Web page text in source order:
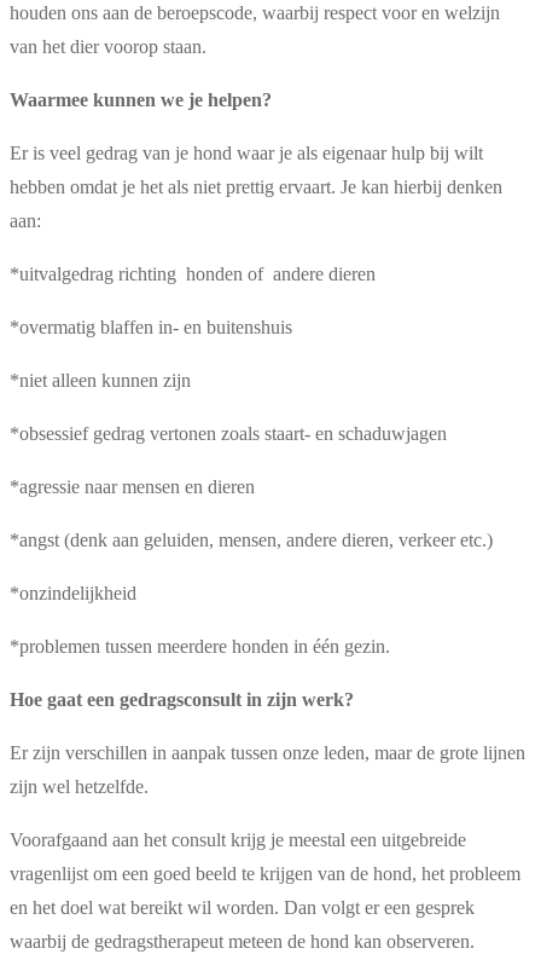
houden ons aan de beroepscode, waarbij respect voor en welzijn
van het dier voorop staan.
Waarmee kunnen we je helpen?
Er is veel gedrag van je hond waar je als eigenaar hulp bij wilt
hebben omdat je het als niet prettig ervaart. Je kan hierbij denken
aan:
*uitvalgedrag richting honden of andere dieren
*overmatig blaffen in- en buitenshuis
*niet alleen kunnen zijn
*obsessief gedrag vertonen zoals staart- en schaduwjagen
*agressie naar mensen en dieren
*angst (denk aan geluiden, mensen, andere dieren, verkeer etc.)
*onzindelijkheid
*problemen tussen meerdere honden in één gezin.
Hoe gaat een gedragsconsult in zijn werk?
Er zijn verschillen in aanpak tussen onze leden, maar de grote lijnen
zijn wel hetzelfde.
Voorafgaand aan het consult krijg je meestal een uitgebreide
vragenlijst om een goed beeld te krijgen van de hond, het probleem
en het doel wat bereikt wil worden. Dan volgt er een gesprek
waarbij de gedragstherapeut meteen de hond kan observeren.